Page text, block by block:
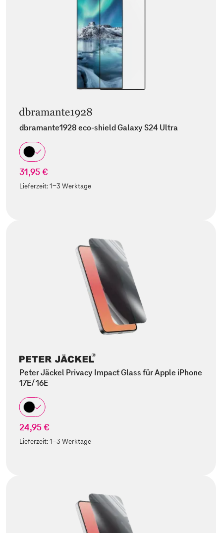
dbramante1928 eco-shield Galaxy S24 Ultra
31,95 €
Lieferzeit:1-3 Werktage
Peter Jäckel Privacy Impact Glass für Apple iPhone
17E/ 16E
24,95 €
Lieferzeit:1-3 Werktage